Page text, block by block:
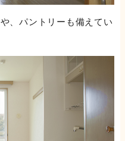
、パントリーも備えてい